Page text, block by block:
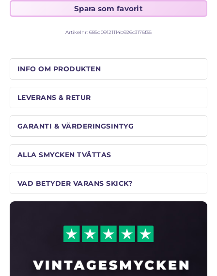
Artikelnr: 685d09121114b926c3176f36
INFO OM PRODUKTEN
LEVERANS & RETUR
GARANTI & VÄRDERINGSINTYG
ALLA SMYCKEN TVÄTTAS
VAD BETYDER VARANS SKICK?